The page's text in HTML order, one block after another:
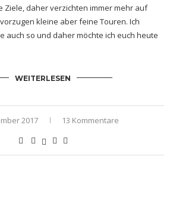
Ziele, daher verzichten immer mehr auf
kleine aber feine Touren. Ich
auch so und daher möchte ich euch heute
WEITERLESEN
2017 13 Kommentare